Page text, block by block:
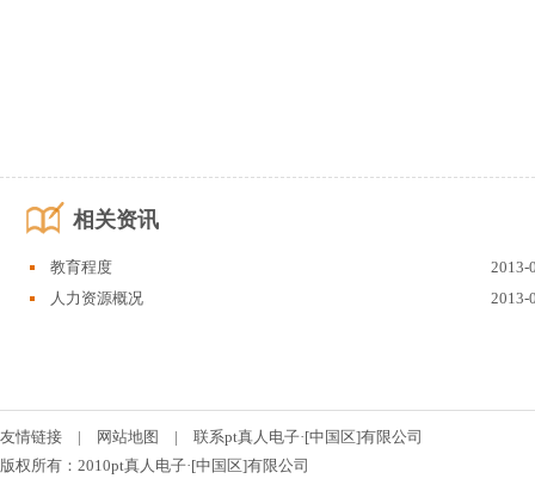
相关资讯
教育程度
2013-
人力资源概况
2013-
友情链接 | 网站地图 | 联系pt真人电子·[中国区]有限公司
版权所有：2010pt真人电子·[中国区]有限公司